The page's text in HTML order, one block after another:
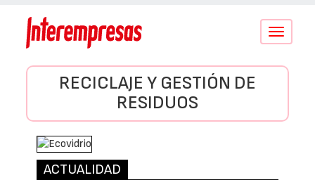
Conmutar
RECICLAJE Y GESTIÓN DE
RESIDUOS
ACTUALIDAD